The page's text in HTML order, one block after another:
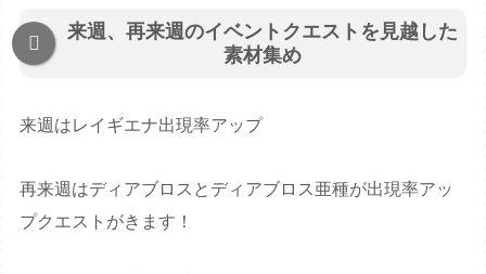
来週、再来週のイベントクエストを見越した
素材集め
来週はレイギエナ出現率アップ
再来週はディアブロスとディアブロス亜種が出現率アッ
プクエストがきます！